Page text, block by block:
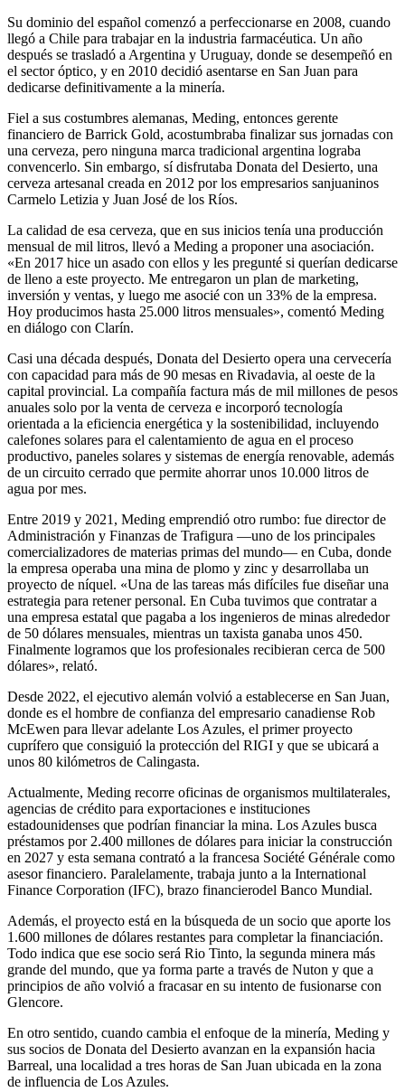
Su dominio del español comenzó a perfeccionarse en 2008, cuando
llegó a Chile para trabajar en la industria farmacéutica. Un año
después se trasladó a Argentina y Uruguay, donde se desempeñó en
el sector óptico, y en 2010 decidió asentarse en San Juan para
dedicarse definitivamente a la minería.
Fiel a sus costumbres alemanas, Meding, entonces gerente
financiero de Barrick Gold, acostumbraba finalizar sus jornadas con
una cerveza, pero ninguna marca tradicional argentina lograba
convencerlo. Sin embargo, sí disfrutaba Donata del Desierto, una
cerveza artesanal creada en 2012 por los empresarios sanjuaninos
Carmelo Letizia y Juan José de los Ríos.
La calidad de esa cerveza, que en sus inicios tenía una producción
mensual de mil litros, llevó a Meding a proponer una asociación.
«En 2017 hice un asado con ellos y les pregunté si querían dedicarse
de lleno a este proyecto. Me entregaron un plan de marketing,
inversión y ventas, y luego me asocié con un 33% de la empresa.
Hoy producimos hasta 25.000 litros mensuales», comentó Meding
en diálogo con Clarín.
Casi una década después, Donata del Desierto opera una cervecería
con capacidad para más de 90 mesas en Rivadavia, al oeste de la
capital provincial. La compañía factura más de mil millones de pesos
anuales solo por la venta de cerveza e incorporó tecnología
orientada a la eficiencia energética y la sostenibilidad, incluyendo
calefones solares para el calentamiento de agua en el proceso
productivo, paneles solares y sistemas de energía renovable, además
de un circuito cerrado que permite ahorrar unos 10.000 litros de
agua por mes.
Entre 2019 y 2021, Meding emprendió otro rumbo: fue director de
Administración y Finanzas de Trafigura —uno de los principales
comercializadores de materias primas del mundo— en Cuba, donde
la empresa operaba una mina de plomo y zinc y desarrollaba un
proyecto de níquel. «Una de las tareas más difíciles fue diseñar una
estrategia para retener personal. En Cuba tuvimos que contratar a
una empresa estatal que pagaba a los ingenieros de minas alrededor
de 50 dólares mensuales, mientras un taxista ganaba unos 450.
Finalmente logramos que los profesionales recibieran cerca de 500
dólares», relató.
Desde 2022, el ejecutivo alemán volvió a establecerse en San Juan,
donde es el hombre de confianza del empresario canadiense Rob
McEwen para llevar adelante Los Azules, el primer proyecto
cuprífero que consiguió la protección del RIGI y que se ubicará a
unos 80 kilómetros de Calingasta.
Actualmente, Meding recorre oficinas de organismos multilaterales,
agencias de crédito para exportaciones e instituciones
estadounidenses que podrían financiar la mina. Los Azules busca
préstamos por 2.400 millones de dólares para iniciar la construcción
en 2027 y esta semana contrató a la francesa Société Générale como
asesor financiero. Paralelamente, trabaja junto a la International
Finance Corporation (IFC), brazo financierodel Banco Mundial.
Además, el proyecto está en la búsqueda de un socio que aporte los
1.600 millones de dólares restantes para completar la financiación.
Todo indica que ese socio será Rio Tinto, la segunda minera más
grande del mundo, que ya forma parte a través de Nuton y que a
principios de año volvió a fracasar en su intento de fusionarse con
Glencore.
En otro sentido, cuando cambia el enfoque de la minería, Meding y
sus socios de Donata del Desierto avanzan en la expansión hacia
Barreal, una localidad a tres horas de San Juan ubicada en la zona
de influencia de Los Azules.